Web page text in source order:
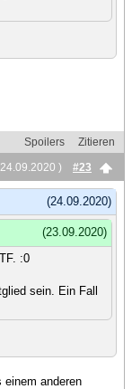
Spoilers
Zitieren
)
#23
(24.09.2020)
(23.09.2020)
:0
sein. Ein Fall
anderen